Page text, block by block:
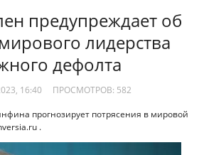
предупреждает об
лидерства
дефолта
16:40 ПРОСМОТРОВ: 582
прогнозирует потрясения в мировой
.